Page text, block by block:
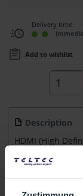
Delivery time:
Add to wishlist
Description
HDMI (High